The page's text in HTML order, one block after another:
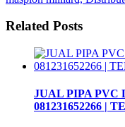
Related Posts
JUAL PIPA PVC
081231652266 |